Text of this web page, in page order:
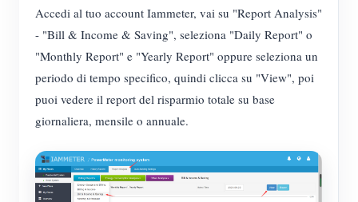
Notizie
Forum
App Store
Esplora il sito
Accedi al tuo account Iammeter, vai su "Report Analysis"
- "Bill & Income & Saving", seleziona "Daily Report" o
"Monthly Report" e "Yearly Report" oppure seleziona un
periodo di tempo specifico, quindi clicca su "View", poi
puoi vedere il report del risparmio totale su base
giornaliera, mensile o annuale.